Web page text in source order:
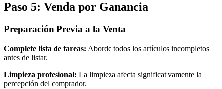
Paso 5: Venda por Ganancia
Preparación Previa a la Venta
Complete lista de tareas: Aborde todos los artículos incompletos
antes de listar.
Limpieza profesional: La limpieza afecta significativamente la
percepción del comprador.